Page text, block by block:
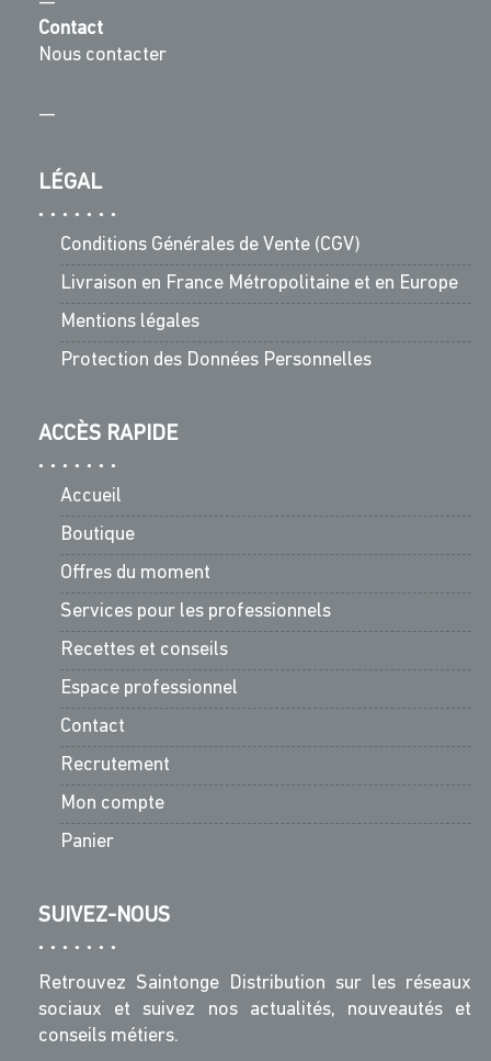
Contact
Nous contacter
—
LÉGAL
Conditions Générales de Vente (CGV)
Livraison en France Métropolitaine et en Europe
Mentions légales
Protection des Données Personnelles
ACCÈS RAPIDE
Accueil
Boutique
Offres du moment
Services pour les professionnels
Recettes et conseils
Espace professionnel
Contact
Recrutement
Mon compte
Panier
SUIVEZ-NOUS
Retrouvez Saintonge Distribution sur les réseaux
sociaux et suivez nos actualités, nouveautés et
conseils métiers.